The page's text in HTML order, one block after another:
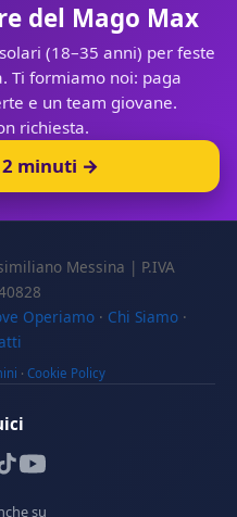
del Mago Max
(18–35 anni) per feste
Ti formiamo noi: paga
e un team giovane.
richiesta.
2 minuti →
Messina | P.IVA
Operiamo · Chi Siamo ·
· Cookie Policy
su